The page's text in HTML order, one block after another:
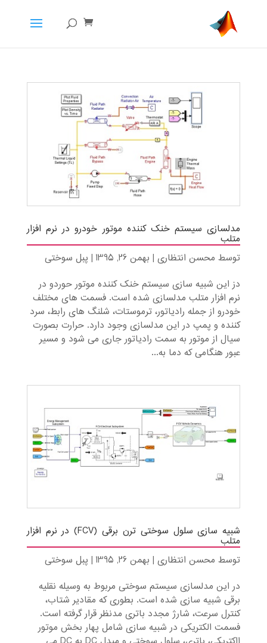
مدلسازی سیستم خنک کننده موتور خودرو در نرم افزار
متلب
توسط محسن انتظاری| بهمن 26, 1395 | پبل سوختی
دز این شبیه سازی سیستم خنک کننده موتور حوردو در
نرم افزار متلب مدلسازی شده است. فسمت های مختلف
خودرو از جمله رادیاتور، ترموستات، شلنگ های رابط، سرد
کننده و پمپ در این مدلسازی وجود دارد. حرارت بصورت
سیال از موتور به سمت رادیاتور جاری می شود و مسیر
عبور هنگامی که دما به...
شبیه سازی سلول سوختی ترن برقی (FCV) در نرم افزار
متلب
توسط محسن انتظاری| بهمن 26, 1395 | پبل سوختی
در این مدلسازی سیستم سوختی مربوط به وسیله نقلیه
برقی شبیه سازی شده است. بطوری که مقادیر شتاب،
کنترل سرعت، شارژ مجدد باتری مدنظر قرار گرفته است.
فسمت الکتریکی در شبیه سازی شامل پهار بخش موتور